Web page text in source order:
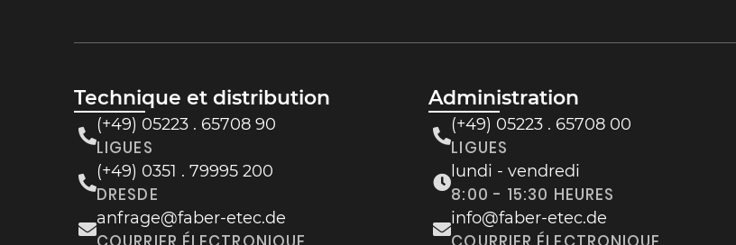
Technique et distribution
(+49) 05223 . 65708 90
LIGUES
(+49) 0351 . 79995 200
DRESDE
anfrage@faber-etec.de
Administration
(+49) 05223 . 65708 00
LIGUES
lundi - vendredi
8:00 - 15:30 HEURES
info@faber-etec.de